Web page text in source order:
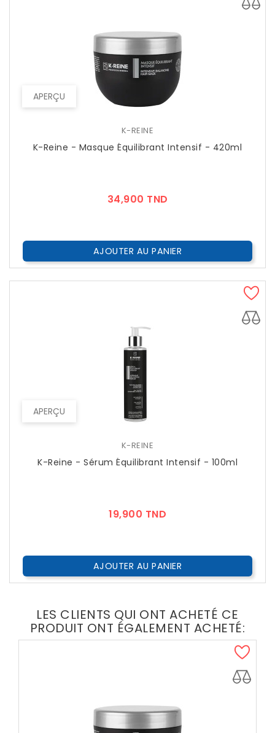
APERÇU
K-REINE
K-Reine - Masque Équilibrant Intensif - 420ml
34,900 TND
AJOUTER AU PANIER
APERÇU
K-REINE
K-Reine - Sérum Équilibrant Intensif - 100ml
19,900 TND
AJOUTER AU PANIER
LES CLIENTS QUI ONT ACHETÉ CE
PRODUIT ONT ÉGALEMENT ACHETÉ: